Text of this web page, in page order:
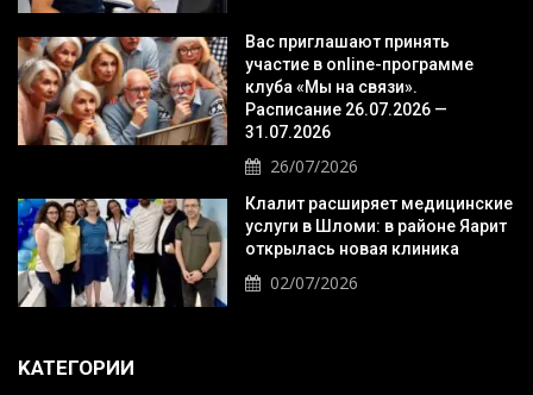
Вас приглашают принять
участие в online-программе
клуба «Мы на связи».
Расписание 26.07.2026 —
31.07.2026
26/07/2026
Клалит расширяет медицинские
услуги в Шломи: в районе Яарит
открылась новая клиника
02/07/2026
KАТЕГОРИИ